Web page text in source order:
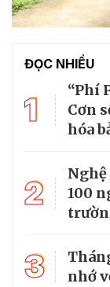
ĐỌC NHIỀU
1
“Phí
Cơn
hóa
2
100
3
nhớ